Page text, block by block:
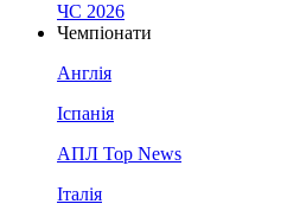
ЧС 2026
Чемпіонати
Англія
Іспанія
АПЛ Top News
Італія